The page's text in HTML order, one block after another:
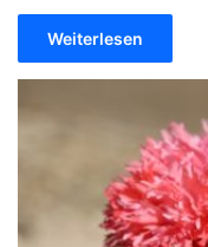
Weiterlesen